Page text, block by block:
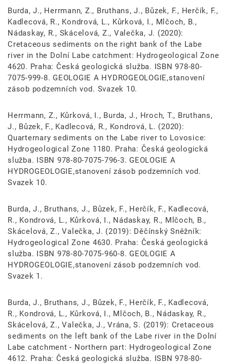
Burda, J., Herrmann, Z., Bruthans, J., Bůzek, F., Herčík, F.,
Kadlecová, R., Kondrová, L., Kůrková, I., Mlčoch, B.,
Nádaskay, R., Skácelová, Z., Valečka, J. (2020):
Cretaceous sediments on the right bank of the Labe
river in the Dolní Labe catchment: Hydrogeological Zone
4620. Praha: Česká geologická služba. ISBN 978-80-
7075-999-8. GEOLOGIE A HYDROGEOLOGIE,stanovení
zásob podzemních vod. Svazek 10.
Herrmann, Z., Kůrková, I., Burda, J., Hroch, T., Bruthans,
J., Bůzek, F., Kadlecová, R., Kondrová, L. (2020):
Quarternary sediments on the Labe river to Lovosice:
Hydrogeological Zone 1180. Praha: Česká geologická
služba. ISBN 978-80-7075-796-3. GEOLOGIE A
HYDROGEOLOGIE,stanovení zásob podzemních vod.
Svazek 10.
Burda, J., Bruthans, J., Bůzek, F., Herčík, F., Kadlecová,
R., Kondrová, L., Kůrková, I., Nádaskay, R., Mlčoch, B.,
Skácelová, Z., Valečka, J. (2019): Děčínský Sněžník:
Hydrogeological Zone 4630. Praha: Česká geologická
služba. ISBN 978-80-7075-960-8. GEOLOGIE A
HYDROGEOLOGIE,stanovení zásob podzemních vod.
Svazek 1.
Burda, J., Bruthans, J., Bůzek, F., Herčík, F., Kadlecová,
R., Kondrová, L., Kůrková, I., Mlčoch, B., Nádaskay, R.,
Skácelová, Z., Valečka, J., Vrána, S. (2019): Cretaceous
sediments on the left bank of the Labe river in the Dolní
Labe catchment - Northern part: Hydrogeological Zone
4612. Praha: Česká geologická služba. ISBN 978-80-